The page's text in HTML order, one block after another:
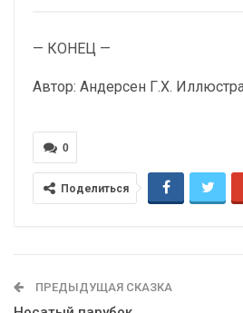
— КОНЕЦ —
Автор: Андерсен Г.Х.
0
Поделиться
ПРЕДЫДУЩАЯ СКАЗКА